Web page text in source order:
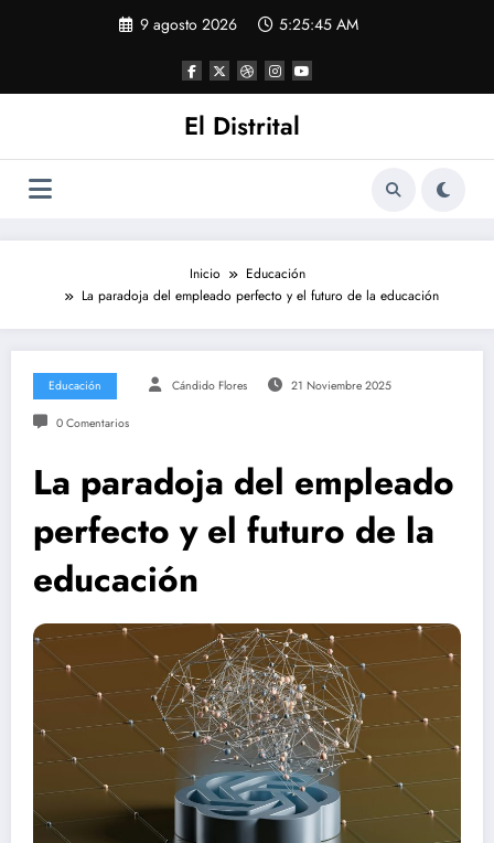
9 agosto 2026 5:25:45 AM
El Distrital
Inicio
Educación
La paradoja del empleado perfecto y el futuro de la educación
Educación Cándido Flores 21 Noviembre 2025
0 Comentarios
La paradoja del empleado
perfecto y el futuro de la
educación